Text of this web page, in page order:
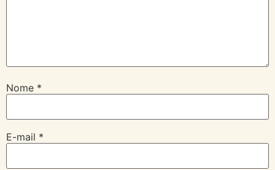
Nome *
E-mail *